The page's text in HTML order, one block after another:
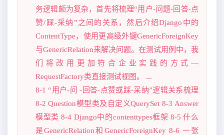
务逻辑颇为复杂，首先将梳理“用户-问题-回答-点
赞/踩-采纳”之间的关系，然后介绍Django中的
ContentType，使用更高级外键GenericForeignKey
与GenericRelation来解决问题。在测试用例中，我
们将改用更加符合企业实践的方式—
RequestFactory类直接测试视图。 ...
8-1 “用户-问 -回答-点赞或踩-采纳”逻辑关系梳理
8-2 Question模型类及自定义QuerySet 8-3 Answer
模型类 8-4 Django中的contenttypes框架 8-5 什么
是GenericRelation和GenericForeignKey 8-6 一张